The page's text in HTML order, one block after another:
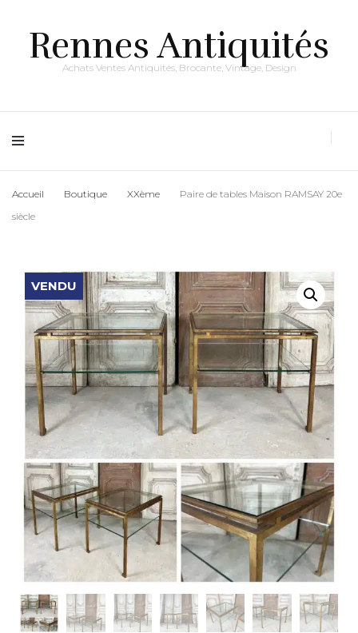
Rennes Antiquités
Achats Ventes Antiquités, Brocante, Vintage, Design
Accueil Boutique XXème
Paire de tables Maison RAMSAY 20e
siècle
VENDU